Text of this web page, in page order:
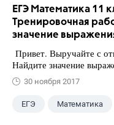
ЕГЭ Математика 11
Тренировочная
значение
Привет. Выручайте с
Найдите значение
30 ноября 2017
ЕГЭ Математика